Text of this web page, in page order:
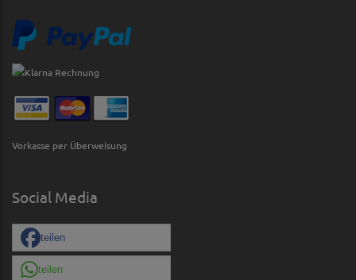
Vorkasse per Überweisung
Social Media
teilen
teilen